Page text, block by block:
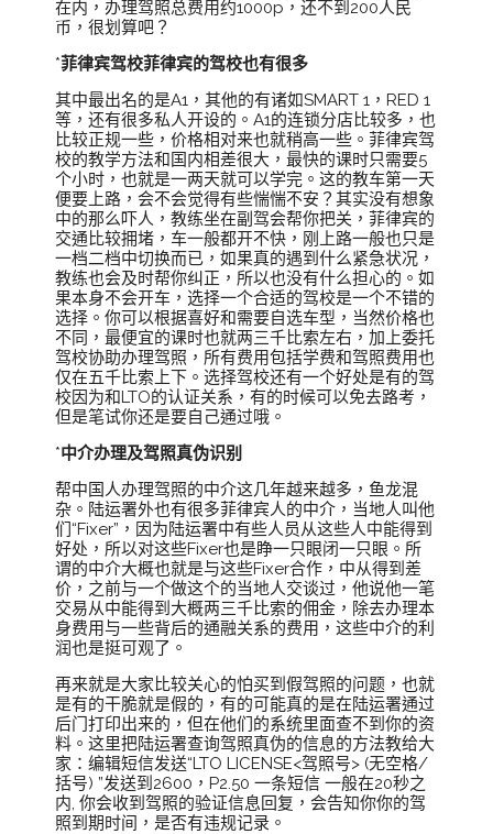
在内，办理驾照总费用约1000p，还不到200人民
币，很划算吧？
*菲律宾驾校菲律宾的驾校也有很多
其中最出名的是A1，其他的有诸如SMART 1，RED 1
等，还有很多私人开设的。A1的连锁分店比较多，也
比较正规一些，价格相对来也就稍高一些。菲律宾驾
校的教学方法和国内相差很大，最快的课时只需要5
个小时，也就是一两天就可以学完。这的教车第一天
便要上路，会不会觉得有些惴惴不安？其实没有想象
中的那么吓人，教练坐在副驾会帮你把关，菲律宾的
交通比较拥堵，车一般都开不快，刚上路一般也只是
一档二档中切换而已，如果真的遇到什么紧急状况，
教练也会及时帮你纠正，所以也没有什么担心的。如
果本身不会开车，选择一个合适的驾校是一个不错的
选择。你可以根据喜好和需要自选车型，当然价格也
不同，最便宜的课时也就两三千比索左右，加上委托
驾校协助办理驾照，所有费用包括学费和驾照费用也
仅在五千比索上下。选择驾校还有一个好处是有的驾
校因为和LTO的认证关系，有的时候可以免去路考，
但是笔试你还是要自己通过哦。
*中介办理及驾照真伪识别
帮中国人办理驾照的中介这几年越来越多，鱼龙混
杂。陆运署外也有很多菲律宾人的中介，当地人叫他
们“Fixer”，因为陆运署中有些人员从这些人中能得到
好处，所以对这些Fixer也是睁一只眼闭一只眼。所
谓的中介大概也就是与这些Fixer合作，中从得到差
价，之前与一个做这个的当地人交谈过，他说他一笔
交易从中能得到大概两三千比索的佣金，除去办理本
身费用与一些背后的通融关系的费用，这些中介的利
润也是挺可观了。
再来就是大家比较关心的怕买到假驾照的问题，也就
是有的干脆就是假的，有的可能真的是在陆运署通过
后门打印出来的，但在他们的系统里面查不到你的资
料。这里把陆运署查询驾照真伪的信息的方法教给大
家：编辑短信发送“LTO LICENSE<驾照号> (无空格/
括号) ”发送到2600，P2.50 一条短信 一般在20秒之
内, 你会收到驾照的验证信息回复，会告知你你的驾
照到期时间，是否有违规记录。